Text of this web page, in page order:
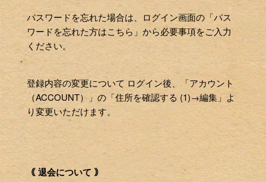
パスワードを忘れた場合は、ログイン画面の「パス
ワードを忘れた方はこちら」から必要事項をご入力
ください。
登録内容の変更について ログイン後、「アカウント
（ACCOUNT）」の「住所を確認する (1)→編集」よ
り変更いただけます。
｟ 退会について ｠